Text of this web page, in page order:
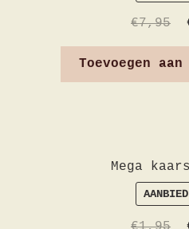
€7,95
Toevoegen
Mega